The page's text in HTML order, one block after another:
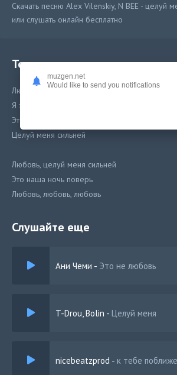
Скачать песню Alex Vilenskiy, N BEE - целуй
или слушать онлайн бесплатно
Текст песни
Любовь, целуй меня сильней
Я знаю все, поверь
Это любовь
Целуй меня сильней
Любовь, целуй меня сильней
Это наша ночь поверь
Любовь, любовь, любовь
Слушайте еще
Ани Чеми - Это не любовь
T-Drou, Bolin - Целуй меня
nicebeatzprod - к тебе поближе
muzgen.net
Would like to send you notifications